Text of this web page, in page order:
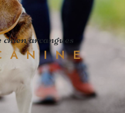
chien arcangues